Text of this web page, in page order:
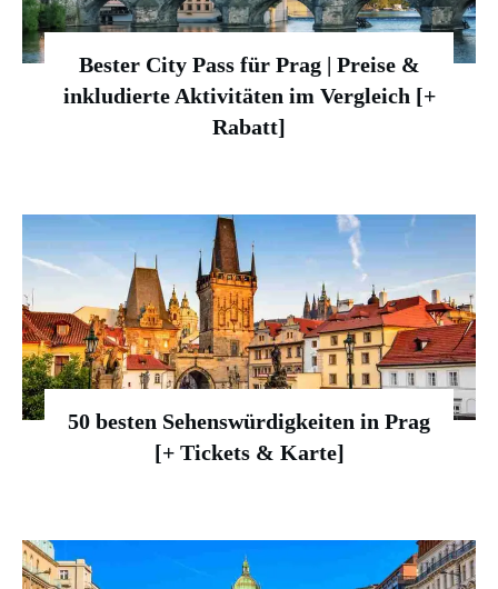
Bester City Pass für Prag | Preise &
inkludierte Aktivitäten im Vergleich [+
Rabatt]
50 besten Sehenswürdigkeiten in Prag
[+ Tickets & Karte]